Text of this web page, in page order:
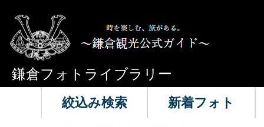
鎌倉フォトライブラリー
絞込み検索 新着フォト